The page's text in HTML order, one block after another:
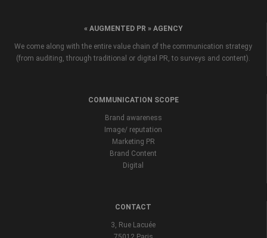
« AUGMENTED PR » AGENCY
We come along with the entire value chain of the communication strategy
(from auditing, through traditional or digital PR, to surveys and content).
COMMUNICATION SCOPE
Brand awareness
Image/ reputation
Marketing PR
Brand Content
Digital
CONTACT
3, Rue Lacuée